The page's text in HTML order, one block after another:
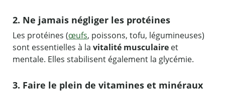
2. Ne jamais négliger les protéines
Les protéines (œufs, poissons, tofu, légumineuses)
sont essentielles à la vitalité musculaire et
mentale. Elles stabilisent également la glycémie.
3. Faire le plein de vitamines et minéraux